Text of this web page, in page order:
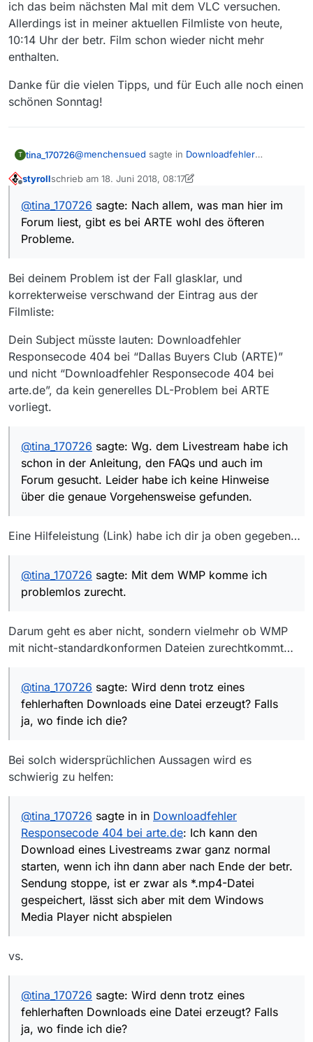
ich das beim nächsten Mal mit dem VLC versuchen.
Allerdings ist in meiner aktuellen Filmliste von heute,
10:14 Uhr der betr. Film schon wieder nicht mehr
enthalten.
Danke für die vielen Tipps, und für Euch alle noch einen
schönen Sonntag!
T tina_170726@menchensued sagte in Downloadfehler
darf man sich hier nicht beschweren.
Nach allem, was man hier im Forum liest, gibt es
bei ARTE wohl des öfteren Probleme.
Responsecode 404 bei arte.de:
… Aufzeichnen des Livestreams, was bei mir
Anleitung, den FAQs und auch im Forum gesucht.
Leider habe ich keine Hinweise über die genaue
Vorgehensweise gefunden.
@styrollsagte in Downloadfehler Responsecode
404 bei arte.de:
auszudrücken. Geht es denn mit VLC auch
nicht?
Mit dem WMP komme ich problemlos zurecht.
Darum habe ich den VLC auch bisher nicht
installiert.
… Abspielen der erzeugten Datei …
Datei erzeugt? Falls ja, wo finde ich die? Dann
würde ich das beim nächsten Mal mit dem VLC
Filmliste von heute, 10:14 Uhr der betr. Film schon
wieder nicht mehr enthalten.
Danke für die vielen Tipps, und für Euch alle noch
styrollschrieb am 18. Juni 2018, 08:17
zuletzt editiert von styroll
@tina_170726 sagte: Nach allem, was man hier im
Forum liest, gibt es bei ARTE wohl des öfteren
Probleme.
Bei deinem Problem ist der Fall glasklar, und
korrekterweise verschwand der Eintrag aus der
Filmliste:
Dein Subject müsste lauten: Downloadfehler
Responsecode 404 bei “Dallas Buyers Club (ARTE)”
und nicht “Downloadfehler Responsecode 404 bei
arte.de”, da kein generelles DL-Problem bei ARTE
vorliegt.
@tina_170726 sagte: Wg. dem Livestream habe ich
schon in der Anleitung, den FAQs und auch im
Forum gesucht. Leider habe ich keine Hinweise
über die genaue Vorgehensweise gefunden.
Eine Hilfeleistung (Link) habe ich dir ja oben gegeben…
@tina_170726 sagte: Mit dem WMP komme ich
problemlos zurecht.
Darum geht es aber nicht, sondern vielmehr ob WMP
mit nicht-standardkonformen Dateien zurechtkommt…
@tina_170726 sagte: Wird denn trotz eines
fehlerhaften Downloads eine Datei erzeugt? Falls
ja, wo finde ich die?
Bei solch widersprüchlichen Aussagen wird es
schwierig zu helfen:
@tina_170726 sagte in in Downloadfehler
Responsecode 404 bei arte.de: Ich kann den
Download eines Livestreams zwar ganz normal
starten, wenn ich ihn dann aber nach Ende der betr.
Sendung stoppe, ist er zwar als *.mp4-Datei
gespeichert, lässt sich aber mit dem Windows
Media Player nicht abspielen
vs.
@tina_170726 sagte: Wird denn trotz eines
fehlerhaften Downloads eine Datei erzeugt? Falls
ja, wo finde ich die?